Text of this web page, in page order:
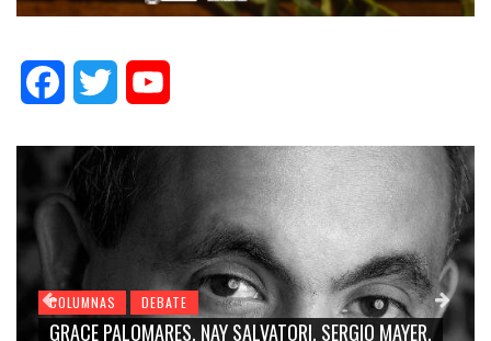
FacebookTwitter
COLUMNAS DEBATE